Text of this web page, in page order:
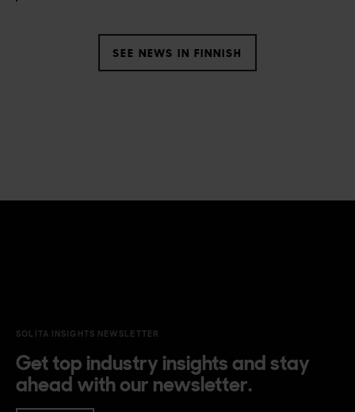
SEE NEWS IN FINNISH
SOLITA INSIGHTS NEWSLETTER
Get top industry insights and stay
ahead with our newsletter.